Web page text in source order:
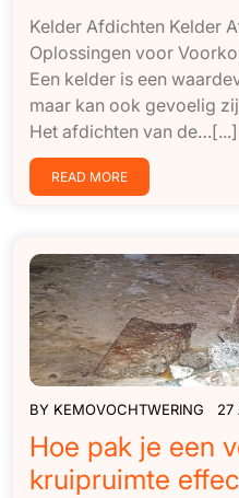
Kelder Afdichten Kelder
Oplossingen voor
Een kelder is een
maar kan ook gevoelig
Het afdichten van de…[...]
READ MORE
BY KEMOVOCHTWERING 27
Hoe pak je een
kruipruimte